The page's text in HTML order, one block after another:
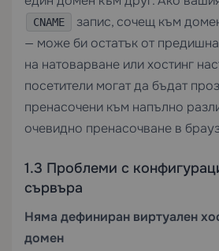
CNAME
запис, сочещ към
— може би остатък от
на натоварване или хостинг
посетители могат да бъдат
пренасочени към напълно
очевидно пренасочване в
1.3 Проблеми с
сървъра
Няма дефиниран виртуален
домен